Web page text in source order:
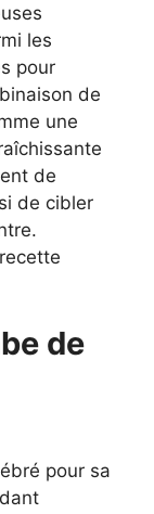
les
pour
de
une
de
de cibler
de
pour sa